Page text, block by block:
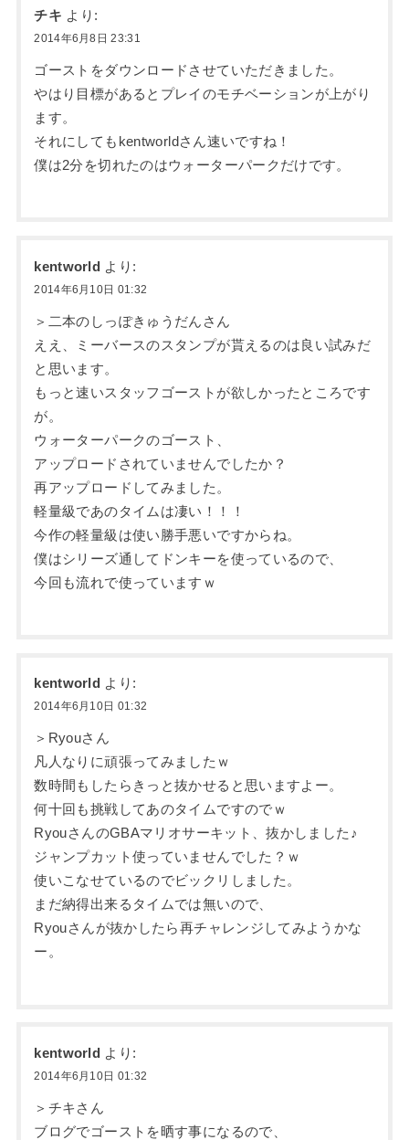
チキ より:
2014年6月8日 23:31
ゴーストをダウンロードさせていただきました。
やはり目標があるとプレイのモチベーションが上がり
ます。
それにしてもkentworldさん速いですね！
僕は2分を切れたのはウォーターパークだけです。
kentworld より:
2014年6月10日 01:32
＞二本のしっぽきゅうだんさん
ええ、ミーバースのスタンプが貰えるのは良い試みだ
と思います。
もっと速いスタッフゴーストが欲しかったところです
が。
ウォーターパークのゴースト、
アップロードされていませんでしたか？
再アップロードしてみました。
軽量級であのタイムは凄い！！！
今作の軽量級は使い勝手悪いですからね。
僕はシリーズ通してドンキーを使っているので、
今回も流れで使っていますｗ
kentworld より:
2014年6月10日 01:32
＞Ryouさん
凡人なりに頑張ってみましたｗ
数時間もしたらきっと抜かせると思いますよー。
何十回も挑戦してあのタイムですのでｗ
RyouさんのGBAマリオサーキット、抜かしました♪
ジャンプカット使っていませんでした？ｗ
使いこなせているのでビックリしました。
まだ納得出来るタイムでは無いので、
Ryouさんが抜かしたら再チャレンジしてみようかな
ー。
kentworld より:
2014年6月10日 01:32
＞チキさん
ブログでゴーストを晒す事になるので、